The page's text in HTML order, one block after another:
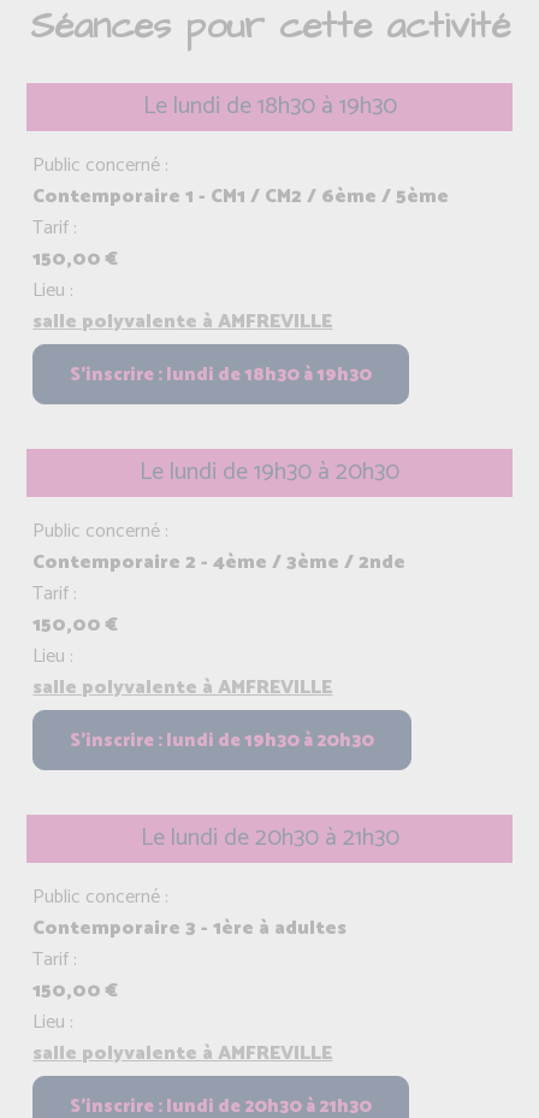
Séances pour cette activité
Le lundi de 18h30 à 19h30
Public concerné :
Contemporaire 1 - CM1 / CM2 / 6ème / 5ème
Tarif :
150,00 €
Lieu :
salle polyvalente à AMFREVILLE
Le lundi de 19h30 à 20h30
Public concerné :
Contemporaire 2 - 4ème / 3ème / 2nde
Tarif :
150,00 €
Lieu :
salle polyvalente à AMFREVILLE
Le lundi de 20h30 à 21h30
Public concerné :
Contemporaire 3 - 1ère à adultes
Tarif :
150,00 €
Lieu :
salle polyvalente à AMFREVILLE